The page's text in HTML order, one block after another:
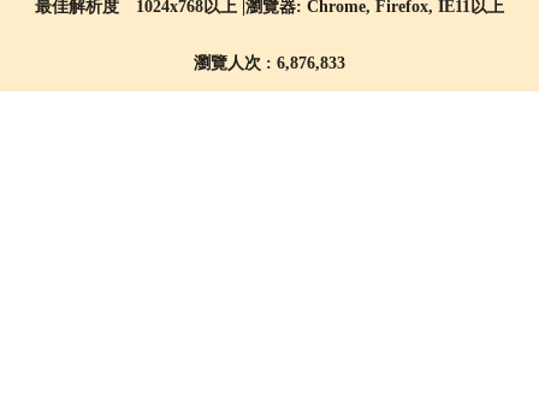
最佳解析度 1024x768以上 |瀏覽器: Chrome, Firefox, IE11以上
瀏覽人次 : 6,876,833